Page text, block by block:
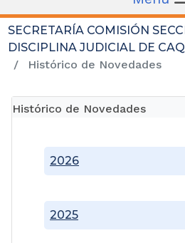
SECRETARÍA COMISIÓN
DISCIPLINA JUDICIAL DE
Histórico de Novedades
Histórico de Novedades
2025
2026